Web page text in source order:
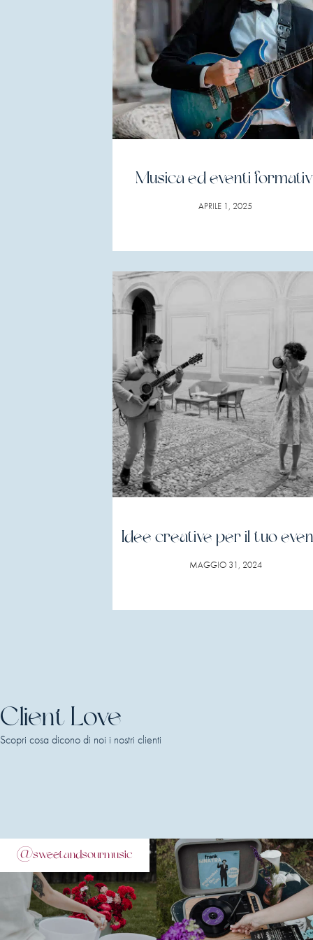
Musica ed eventi
APRILE 1, 2025
Idee creative per il tuo
MAGGIO 31, 2024
Client Love
Scopri cosa dicono di noi i nostri clienti
@sweetandsourmusic